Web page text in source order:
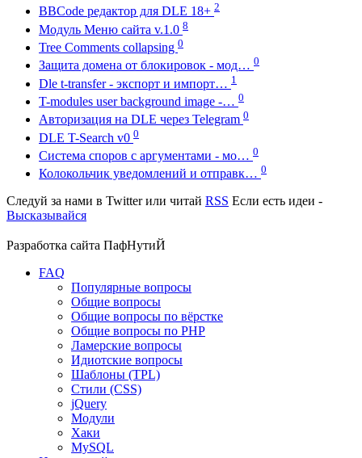
BBCode редактор для DLE 18+ 2
Модуль Меню сайта v.1.0 8
Tree Comments collapsing 0
Защита домена от блокировок - мод… 0
Dle t-transfer - экспорт и импорт… 1
T-modules user background image -… 0
Авторизация на DLE через Telegram 0
DLE T-Search v0 0
Система споров с аргументами - мо… 0
Колокольчик уведомлений и отправк… 0
Следуй за нами в Twitterили читай RSS Если есть идеи -
Высказывайся
Разработка сайта ПафНутиЙ
FAQ
Популярные вопросы
Общие вопросы
Общие вопросы по вёрстке
Общие вопросы по PHP
Ламерские вопросы
Идиотские вопросы
Шаблоны (TPL)
Стили (CSS)
jQuery
Модули
Хаки
MySQL